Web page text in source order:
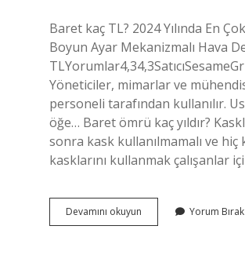
Baret kaç TL? 2024 Yılında En
Boyun Ayar Mekanizmalı Hava
Yöneticiler, mimarlar ve
personeli tarafından kullanılır.
öğe… Baret ömrü kaç yıldır?
sonra kask kullanılmamalı ve hiç
kasklarını kullanmak çalışanlar
Devamını okuyun
Fiyatları
Yorum Bırak